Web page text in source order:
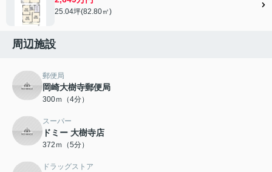
25.04坪(82.80㎡)
周辺施設
郵便局
岡崎大樹寺郵便局
300ｍ（4分）
スーパー
ドミー 大樹寺店
372ｍ（5分）
ドラッグストア